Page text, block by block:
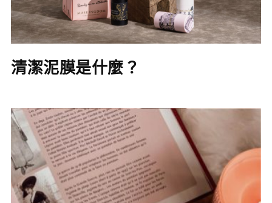
清潔泥膜是什麼？